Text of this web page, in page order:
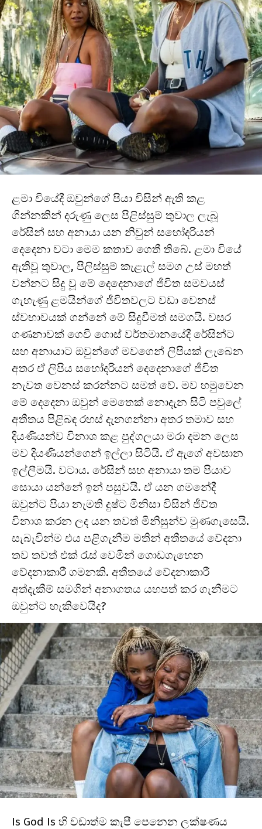
ළමා වියේදී ඔවුන්ගේ පියා විසින් ඇති කළ
ගින්නකින් දරුණු ලෙස පිළිස්සුම් තුවාල ලැබූ
රේසින් සහ අනායා යන නිවුන් සහෝදරියන්
දෙදෙනා වටා මෙම කතාව ගෙතී තිබේ. ළමා වියේ
ඇතිවූ තුවාල, පිලිස්සුම් කැළැල් සමග උස් මහත්
වන්නට සිදු වූ මේ දෙදෙනාගේ ජීවිත සමවයස්
ගැහැණු ළමයින්ගේ ජීවිතවලට වඩා වෙනස්
ස්වභාවයක් ගන්නේ මේ සිදුවීමත් සමගයි. වසර
ගණනාවක් ගෙවී ගොස් වර්තමානයේදී රේසින්ට
සහ අනායාට ඔවුන්ගේ මවගෙන් ලිපියක් ලැබෙන
අතර ඒ ලිපිය සහෝදරියන් දෙදෙනාගේ ජීවිත
නැවත වෙනස් කරන්නට සමත් වේ. මව හමුවෙන
මේ දෙදෙනා ඔවුන් මෙතෙක් නොදැන සිටි පවුලේ
අතීතය පිළිබඳ රහස් දැනගන්නා අතර තමාව සහ
දියණියන්ව විනාශ කළ පුද්ගලයා මරා දමන ලෙස
මව දියණියන්ගෙන් ඉල්ලා සිටියි. ඒ ඇගේ අවසාන
ඉල්ලීමයි. වටාය. රේසින් සහ අනායා තම පියාව
සොයා යන්නේ ඉන් පසුවයි. ඒ යන ගමනේදී
ඔවුන්ට පියා නැමති දුෂ්ට මිනිසා විසින් ජීව්ත
විනාශ කරන ලද යන තවත් මිනිසුන්ව මුණගැසෙයි.
සැබැවින්ම එය පළිගැනීම මතින් අතීතයේ වේදනා
තව තවත් එක් රැස් වෙමින් ගොඩගැහෙන
වේදනාකාරී ගමනකි. අතීතයේ වේදනාකාරී
අත්දැකීම් සමගින් අනාගතය යහපත් කර ගැනීමට
ඔවුන්ට හැකිවෙයිද?
Is God Is හි වඩාත්ම කැපී පෙනෙන ලක්ෂණය